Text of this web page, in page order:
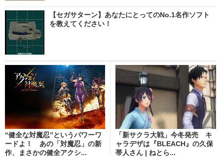
【セガサターン】あなたにとってのNo.1名作ソフト
を教えてください！
“健全な対魔忍”というパワーワ
ードよ！ あの「対魔忍」の新
作、まさかの健全アクシ...
「新サクラ大戦」今冬発売 キ
ャラデザは『BLEACH』の久保
帯人さん | ねとら...